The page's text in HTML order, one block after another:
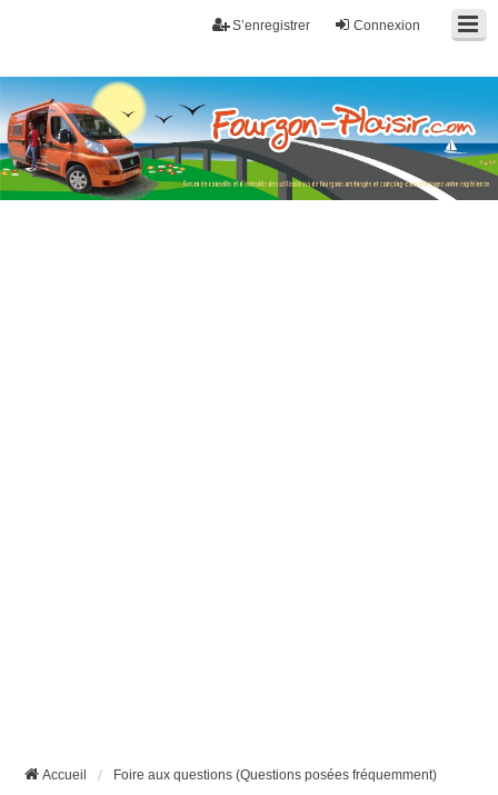
Connexion
S’enregistrer
Fourgon-plaisir.com
Forum de conseils et d'entraide des utilisateurs de fourgons, fourgons
aménagés, vans et de camping-car. Partagez votre expérience.
Accueil Foire aux questions (Questions posées fréquemment)